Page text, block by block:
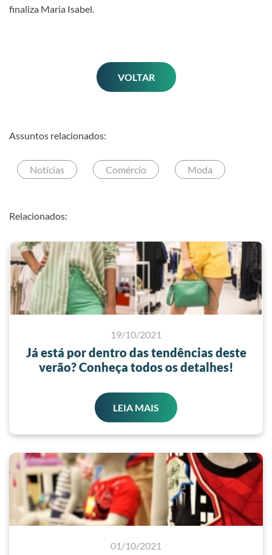
finaliza Maria Isabel.
VOLTAR
Assuntos relacionados:
Notícias Comércio Moda
Relacionados:
19/10/2021
Já está por dentro das tendências deste
verão? Conheça todos os detalhes!
LEIA MAIS
01/10/2021